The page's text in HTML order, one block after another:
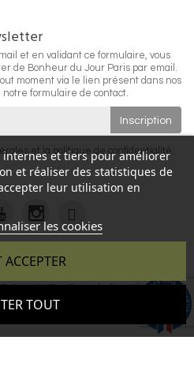
internes et tiers pour améliorer
et réaliser des statistiques de
leur utilisation en
les cookies
TOUT
et en validant ce formulaire, vous
de Bonheur du Jour Paris par email.
moment via le lien présent dans nos
notre formulaire de contact.
et la politique de confidentialité.
autorisation - Site réalisé par :